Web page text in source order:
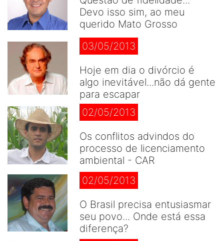
Devo isso sim, ao meu
querido Mato Grosso
03/05/2013
Hoje em dia o divórcio é
algo inevitável...não dá gente
para escapar
02/05/2013
Os conflitos advindos do
processo de licenciamento
ambiental - CAR
02/05/2013
O Brasil precisa entusiasmar
seu povo... Onde está essa
diferença?